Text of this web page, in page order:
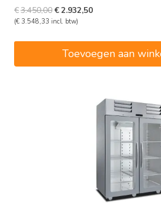
€3.450,00Oorspronkelijke
prijs
€3.450,00.
€2.932,50Huidige
(€ 3.548,33 incl. btw)
Toevoegen aan